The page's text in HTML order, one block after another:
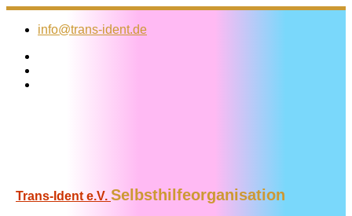
Zum
Inhalt
info@trans-ident.de
Trans-Ident e.V. Selbsthilfeorganisation